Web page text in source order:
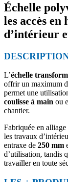
Échelle
les accès
d’intérieur
L’échelle
offrir un maximum
permet une
coulisse à main ou
chantier.
Fabriquée en
les travaux
entraxe de 250 mm
d’utilisation, tandis
travailler en toute